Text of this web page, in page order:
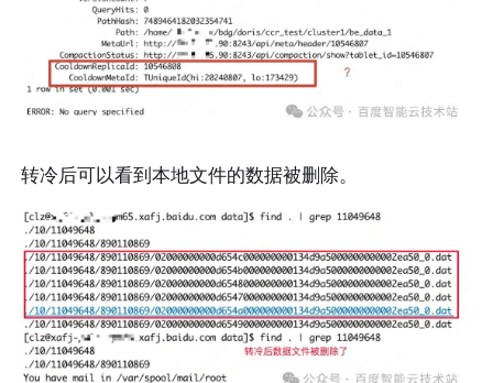
转冷后可以看到本地文件的数据被删除。